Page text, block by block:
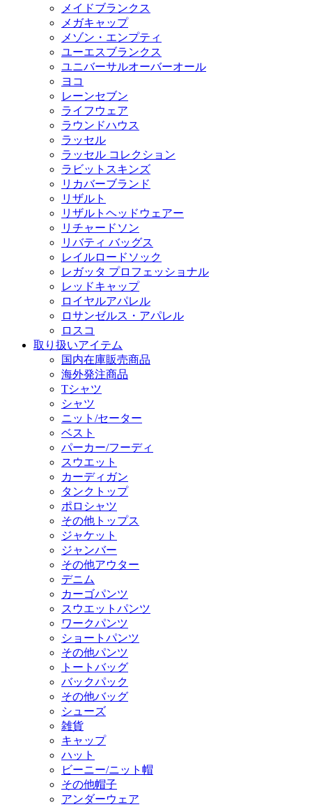
メイドブランクス
メガキャップ
メゾン・エンプティ
ユーエスブランクス
ユニバーサルオーバーオール
ヨコ
レーンセブン
ライフウェア
ラウンドハウス
ラッセル
ラッセル コレクション
ラビットスキンズ
リカバーブランド
リザルト
リザルトヘッドウェアー
リチャードソン
リバティ バッグス
レイルロードソック
レガッタ プロフェッショナル
レッドキャップ
ロイヤルアパレル
ロサンゼルス・アパレル
ロスコ
取り扱いアイテム
国内在庫販売商品
海外発注商品
Tシャツ
シャツ
ニット/セーター
ベスト
パーカー/フーディ
スウエット
カーディガン
タンクトップ
ポロシャツ
その他トップス
ジャケット
ジャンバー
その他アウター
デニム
カーゴパンツ
スウエットパンツ
ワークパンツ
ショートパンツ
その他パンツ
トートバッグ
バックパック
その他バッグ
シューズ
雑貨
キャップ
ハット
ビーニー/ニット帽
その他帽子
アンダーウェア